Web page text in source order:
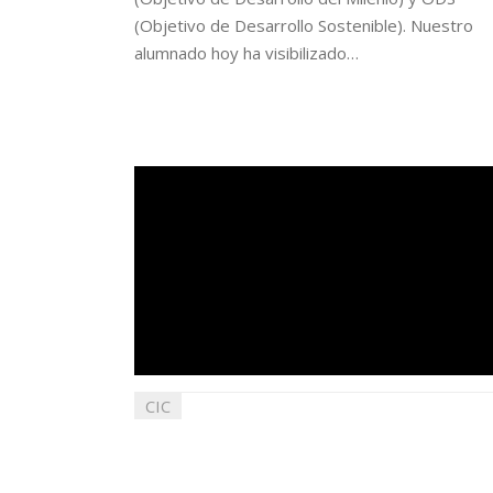
(Objetivo de Desarrollo Sostenible). Nuestro
alumnado hoy ha visibilizado…
CIC